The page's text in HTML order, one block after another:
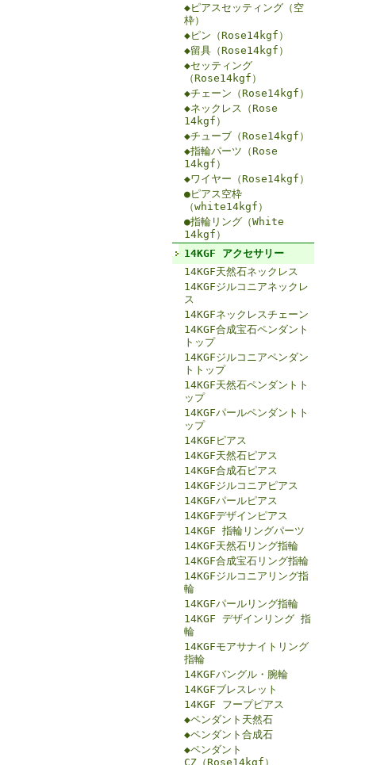
◆ピアスセッティング（空
枠）
◆ピン（Rose14kgf）
◆留具（Rose14kgf）
◆セッティング
（Rose14kgf）
◆チェーン（Rose14kgf）
◆ネックレス（Rose
14kgf）
◆チューブ（Rose14kgf）
◆指輪パーツ（Rose
14kgf）
◆ワイヤー（Rose14kgf）
●ピアス空枠
（white14kgf）
●指輪リング（White
14kgf）
14KGF アクセサリー
14KGF天然石ネックレス
14KGFジルコニアネックレ
ス
14KGFネックレスチェーン
14KGF合成宝石ペンダント
トップ
14KGFジルコニアペンダン
トトップ
14KGF天然石ペンダントト
ップ
14KGFパールペンダントト
ップ
14KGFピアス
14KGF天然石ピアス
14KGF合成石ピアス
14KGFジルコニアピアス
14KGFパールピアス
14KGFデザインピアス
14KGF 指輪リングパーツ
14KGF天然石リング指輪
14KGF合成宝石リング指輪
14KGFジルコニアリング指
輪
14KGFパールリング指輪
14KGF デザインリング 指
輪
14KGFモアサナイトリング
指輪
14KGFバングル・腕輪
14KGFブレスレット
14KGF フープピアス
◆ペンダント天然石
◆ペンダント合成石
◆ペンダント
CZ（Rose14kgf）